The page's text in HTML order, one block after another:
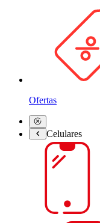
Ofertas
Celulares